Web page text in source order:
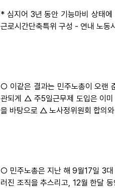
* 심지어 3년 동안 기능마비 상태
근로시간단축특위 구성 - 연내 노동
○ 이같은 결과는 민주노총이 오랜
관되게 △ 주5일근무제 도입은 이
을 바탕으로 △ 노사정위원회 합의
○ 민주노총은 지난 해 9월17일 3대
러진 조직을 추스리고, 12월 한달